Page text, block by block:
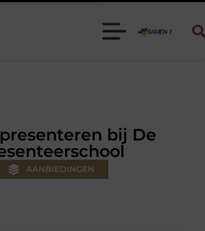
voor jouw klus
bij De
AANBIEDINGEN